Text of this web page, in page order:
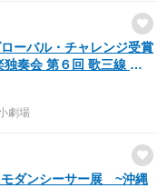
ーバル・チャレンジ受賞
奏会 第６回 歌三線 田
劇場
ダンシーサー展 ~沖縄